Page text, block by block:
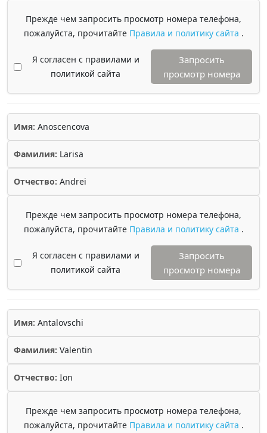
Прежде чем запросить просмотр номера телефона,
пожалуйста, прочитайте Правила и политику сайта .
Я согласен с правилами и
политикой сайта
Запросить
просмотр номера
Имя: Anoscencova
Фамилия: Larisa
Отчество: Andrei
Прежде чем запросить просмотр номера телефона,
пожалуйста, прочитайте Правила и политику сайта .
Я согласен с правилами и
политикой сайта
Запросить
просмотр номера
Имя: Antalovschi
Фамилия: Valentin
Отчество: Ion
Прежде чем запросить просмотр номера телефона,
пожалуйста, прочитайте Правила и политику сайта .